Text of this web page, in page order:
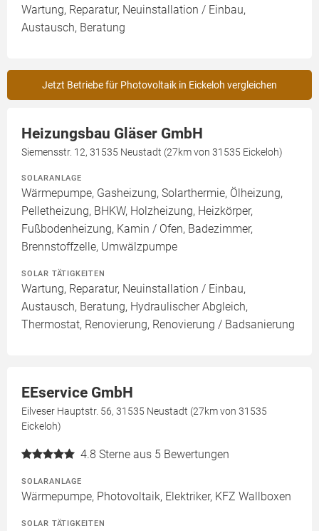
Wartung, Reparatur, Neuinstallation / Einbau,
Austausch, Beratung
Jetzt Betriebe für Photovoltaik in Eickeloh vergleichen
Heizungsbau Gläser GmbH
Siemensstr. 12, 31535 Neustadt (27km von 31535 Eickeloh)
SOLARANLAGE
Wärmepumpe, Gasheizung, Solarthermie, Ölheizung,
Pelletheizung, BHKW, Holzheizung, Heizkörper,
Fußbodenheizung, Kamin / Ofen, Badezimmer,
Brennstoffzelle, Umwälzpumpe
SOLAR TÄTIGKEITEN
Wartung, Reparatur, Neuinstallation / Einbau,
Austausch, Beratung, Hydraulischer Abgleich,
Thermostat, Renovierung, Renovierung / Badsanierung
EEservice GmbH
Eilveser Hauptstr. 56, 31535 Neustadt (27km von 31535
Eickeloh)
4.8 Sterne aus 5 Bewertungen
SOLARANLAGE
Wärmepumpe, Photovoltaik, Elektriker, KFZ Wallboxen
SOLAR TÄTIGKEITEN